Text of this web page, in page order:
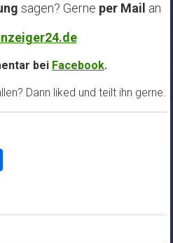
sagen? Gerne per Mail an
bei Facebook.
Dann liked und teilt ihn gerne.
Teilen